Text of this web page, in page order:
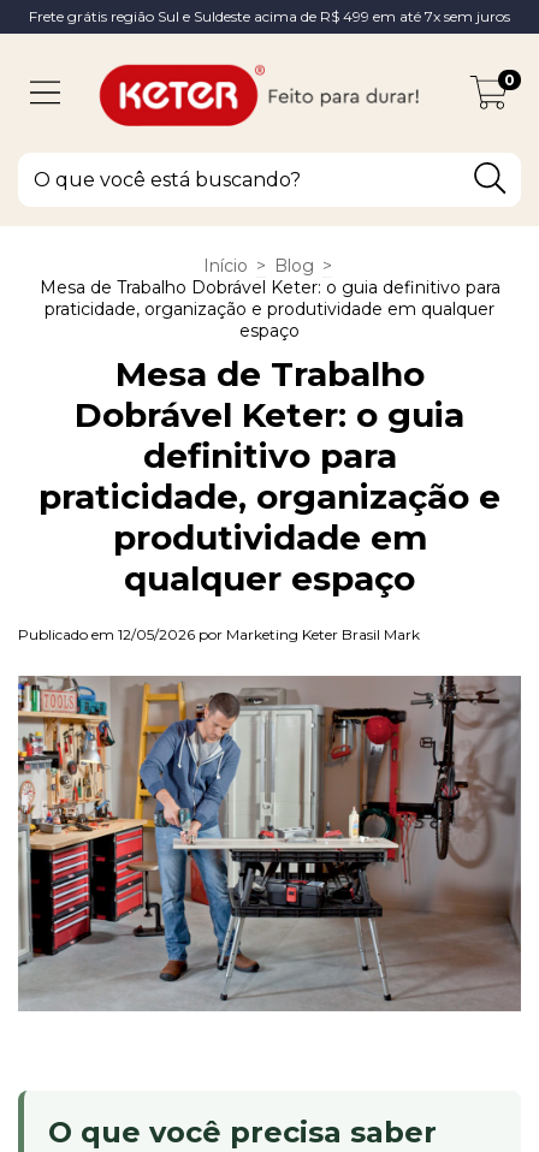
Frete grátis região Sul e Suldeste acima de R$ 499 em até 7x sem juros
0
Início > Blog >
Mesa de Trabalho Dobrável Keter: o guia definitivo para
praticidade, organização e produtividade em qualquer
espaço
Mesa de Trabalho
Dobrável Keter: o guia
definitivo para
praticidade, organização e
produtividade em
qualquer espaço
Publicado em 12/05/2026 por Marketing Keter Brasil Mark
O que você precisa saber